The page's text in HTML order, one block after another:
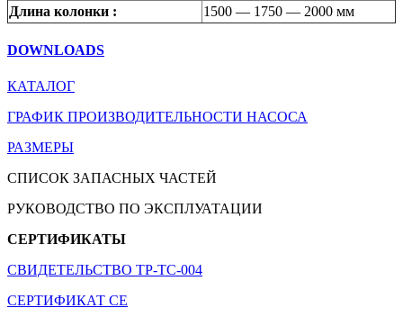
Длина колонки :
1500 — 1750 — 2000 мм
DOWNLOADS
КАТАЛОГ
ГРАФИК ПРОИЗВОДИТЕЛЬНОСТИ НАСОСА
РАЗМЕРЫ
СПИСОК ЗАПАСНЫХ ЧАСТЕЙ
РУКОВОДСТВО ПО ЭКСПЛУАТАЦИИ
СЕРТИФИКАТЫ
СВИДЕТЕЛЬСТВО TP-TC-004
СЕРТИФИКАТ CE